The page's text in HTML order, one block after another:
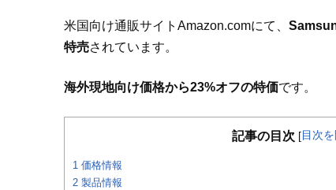
米国向け通販サイトAmazon.comにて、
特売されています。
海外現地向け価格から23%オフの特価です。
記事の目次 [目次
1価格情報
2製品情報